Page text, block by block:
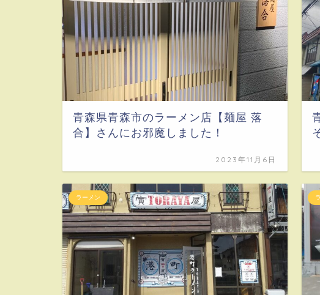
青森県青森市のラーメン店【麺屋 落
合】さんにお邪魔しました！
2023年11月6日
ラーメン